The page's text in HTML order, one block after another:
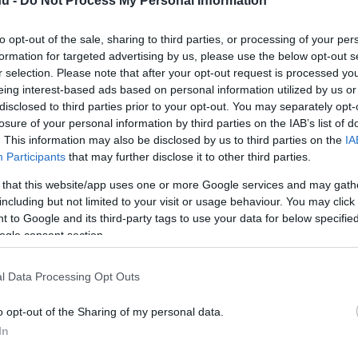
opt-out of the sale, sharing to third parties, or processing of your
for targeted advertising by us, please use the below opt-out
selection. Please note that after your opt-out request is processed
interest-based ads based on personal information utilized by us
to third parties prior to your opt-out. You may separately
of your personal information by third parties on the IAB’s list of
This information may also be disclosed by us to third parties on the
Participants that may further disclose it to other third parties.
that this website/app uses one or more Google services and may
but not limited to your visit or usage behaviour. You may
to Google and its third-party tags to use your data for below
consent section.
Data Processing Opt Outs
opt-out of the Sharing of my personal data.
támadó a 70. percben pályára is
A Charlotte elleni összecsapás
előre eltervezték, Lionel Messi ugyanis
3-0-ra nyert.